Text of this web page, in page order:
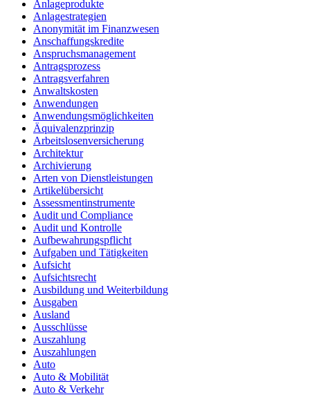
Anlageprodukte
Anlagestrategien
Anonymität im Finanzwesen
Anschaffungskredite
Anspruchsmanagement
Antragsprozess
Antragsverfahren
Anwaltskosten
Anwendungen
Anwendungsmöglichkeiten
Äquivalenzprinzip
Arbeitslosenversicherung
Architektur
Archivierung
Arten von Dienstleistungen
Artikelübersicht
Assessmentinstrumente
Audit und Compliance
Audit und Kontrolle
Aufbewahrungspflicht
Aufgaben und Tätigkeiten
Aufsicht
Aufsichtsrecht
Ausbildung und Weiterbildung
Ausgaben
Ausland
Ausschlüsse
Auszahlung
Auszahlungen
Auto
Auto & Mobilität
Auto & Verkehr